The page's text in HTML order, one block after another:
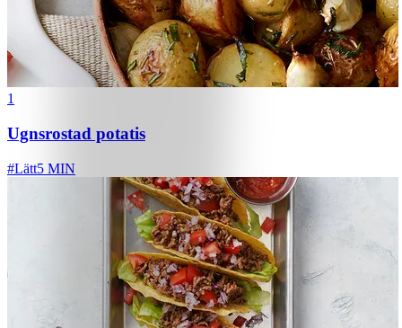
1
Ugnsrostad potatis
#Lätt5 MIN